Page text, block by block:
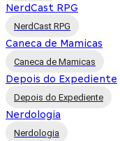
NerdCast RPG
NerdCast RPG
Caneca de Mamicas
Caneca de Mamicas
Depois do Expediente
Depois do Expediente
Nerdologia
Nerdologia